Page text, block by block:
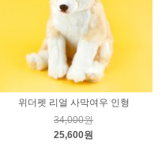
위더펫 리얼 사막여우 인형
34,000원
25,600원